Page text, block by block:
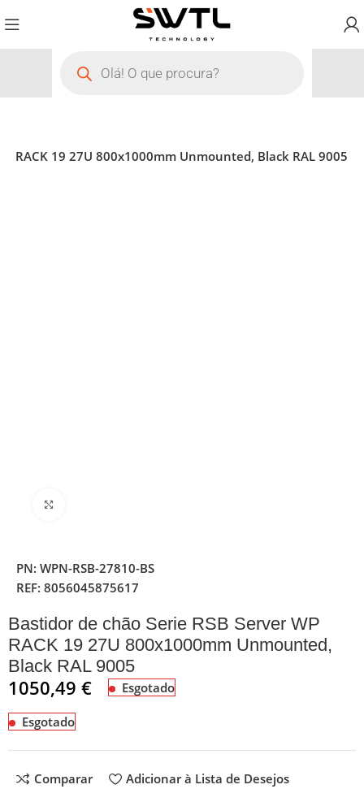
RACK 19 27U 800x1000mm Unmounted, Black RAL 9005
PN:WPN-RSB-27810-BS
REF:8056045875617
Bastidor de chão Serie RSB Server WP
RACK 19 27U 800x1000mm Unmounted,
Black RAL 9005
1050,49€ Esgotado
Esgotado
Comparar Adicionar à Lista de Desejos